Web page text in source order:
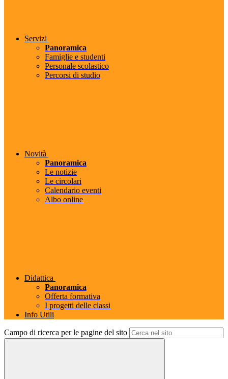
Servizi
Panoramica
Famiglie e studenti
Personale scolastico
Percorsi di studio
Novità
Panoramica
Le notizie
Le circolari
Calendario eventi
Albo online
Didattica
Panoramica
Offerta formativa
I progetti delle classi
Info Utili
Campo di ricerca per le pagine del sito